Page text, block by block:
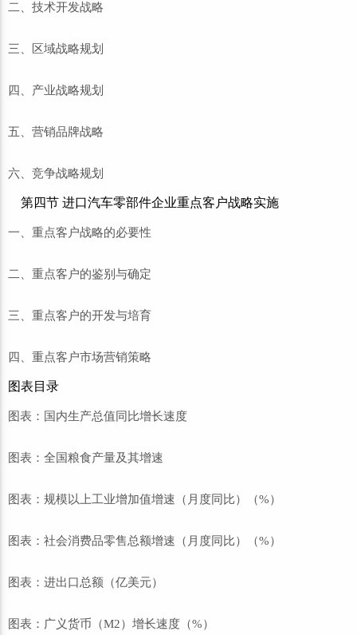
二、技术开发战略
三、区域战略规划
四、产业战略规划
五、营销品牌战略
六、竞争战略规划
第四节 进口汽车零部件企业重点客户战略实施
一、重点客户战略的必要性
二、重点客户的鉴别与确定
三、重点客户的开发与培育
四、重点客户市场营销策略
图表目录
图表：国内生产总值同比增长速度
图表：全国粮食产量及其增速
图表：规模以上工业增加值增速（月度同比）（%）
图表：社会消费品零售总额增速（月度同比）（%）
图表：进出口总额（亿美元）
图表：广义货币（M2）增长速度（%）